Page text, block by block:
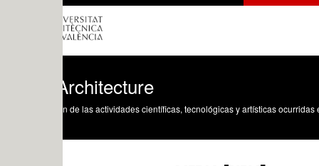
de las actividades científicas, tecnológicas y artísticas ocurridas en los tres